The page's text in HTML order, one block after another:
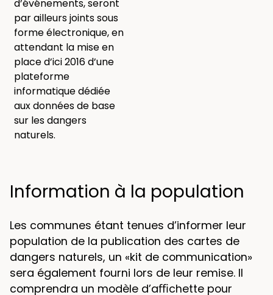
d’événements, seront
par ailleurs joints sous
forme électronique, en
attendant la mise en
place d’ici 2016 d’une
plateforme
informatique dédiée
aux données de base
sur les dangers
naturels.
Information à la population
Les communes étant tenues d’informer leur
population de la publication des cartes de
dangers naturels, un «kit de communication»
sera également fourni lors de leur remise. Il
comprendra un modèle d’aﬃchette pour